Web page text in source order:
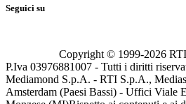
Seguici su
Copyright © 1999-2026
P.Iva 03976881007 - Tutti i diritti
Mediamond S.p.A. - RTI S.p.A.,
Amsterdam (Paesi Bassi) - Uffici Viale